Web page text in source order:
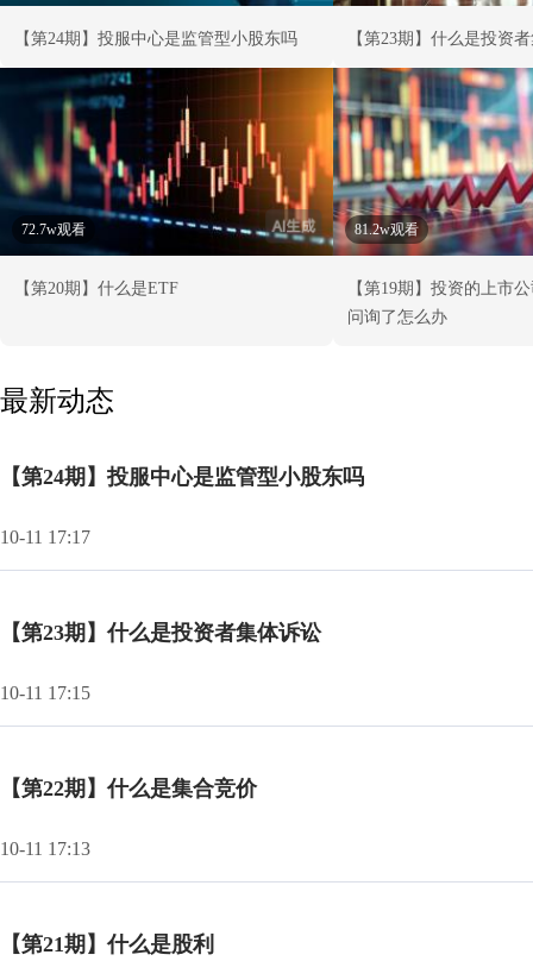
【第24期】投服中心是监管型小股东吗 【第23期】什么是投资
72.7w观看
【第20期】什么是ETF
81.2w观看
【第19期】投资的上市
问询了怎么办
最新动态
【第24期】投服中心是监管型小股东吗
10-11 17:17
【第23期】什么是投资者集体诉讼
10-11 17:15
【第22期】什么是集合竞价
10-11 17:13
【第21期】什么是股利